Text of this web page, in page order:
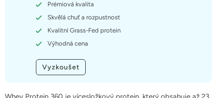
Prémiová kvalita
Skvělá chuť a rozpustnost
Kvalitní Grass-Fed protein
Výhodná cena
Vyzkoušet